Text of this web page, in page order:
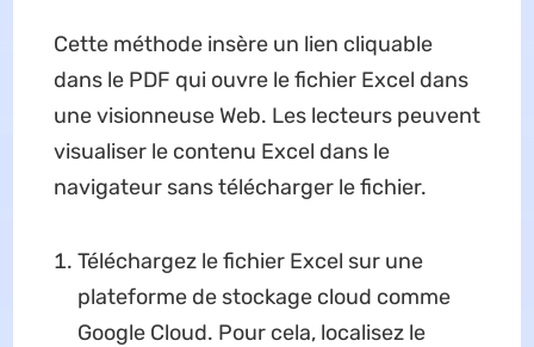
Cette méthode insère un lien cliquable
dans le PDF qui ouvre le fichier Excel dans
une visionneuse Web. Les lecteurs peuvent
visualiser le contenu Excel dans le
navigateur sans télécharger le fichier.
Téléchargez le fichier Excel sur une
plateforme de stockage cloud comme
Google Cloud. Pour cela, localisez le